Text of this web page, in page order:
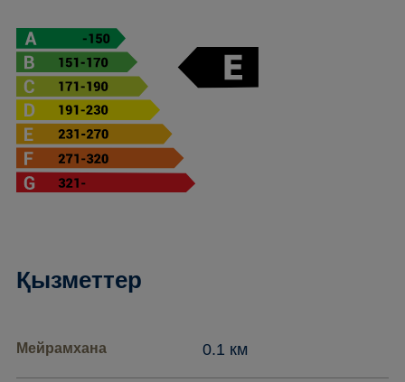
Қызметтер
Мейрамхана 0.1 км